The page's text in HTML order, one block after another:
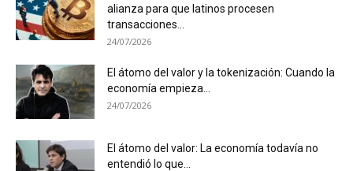
alianza para que latinos procesen
transacciones...
24/07/2026
El átomo del valor y la tokenización: Cuando la
economía empieza...
24/07/2026
El átomo del valor: La economía todavía no
entendió lo que...